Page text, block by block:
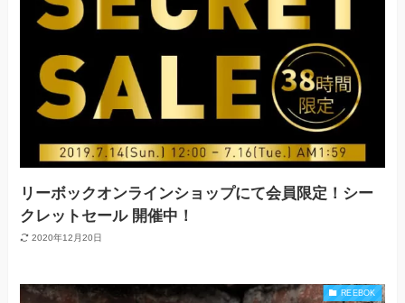
リーボックオンラインショップにて会員限定！シー
クレットセール 開催中！
2020年12月20日
REEBOK